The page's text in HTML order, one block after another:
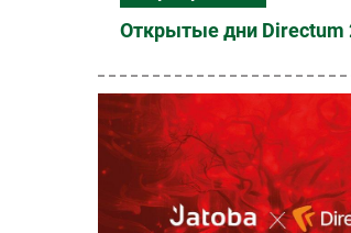
Открытые дни Directum